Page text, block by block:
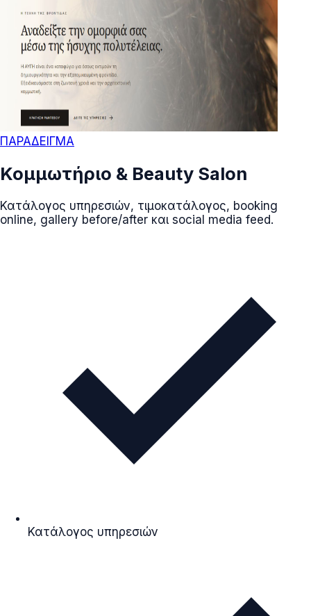
ΠΑΡΑΔΕΙΓΜΑ
Κομμωτήριο & Beauty Salon
Κατάλογος υπηρεσιών, τιμοκατάλογος, booking
online, gallery before/after και social media feed.
Κατάλογος υπηρεσιών